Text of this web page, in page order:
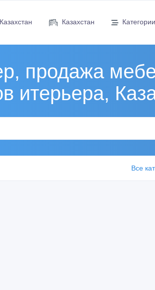
Казахстан Казахстан Категории
продажа
итерьера,
Все